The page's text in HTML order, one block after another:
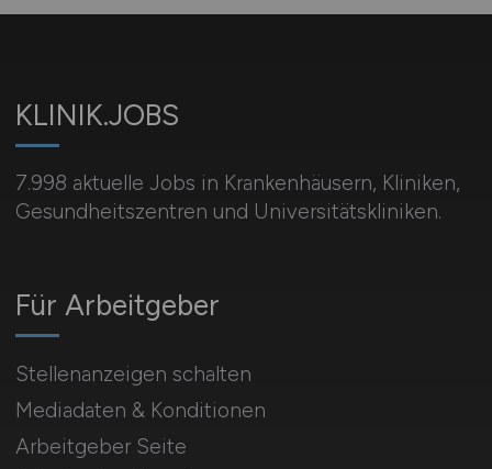
KLINIK.JOBS
7.998 aktuelle Jobs in Krankenhäusern, Kliniken,
Gesundheitszentren und Universitätskliniken.
Für Arbeitgeber
Stellenanzeigen schalten
Mediadaten & Konditionen
Arbeitgeber Seite